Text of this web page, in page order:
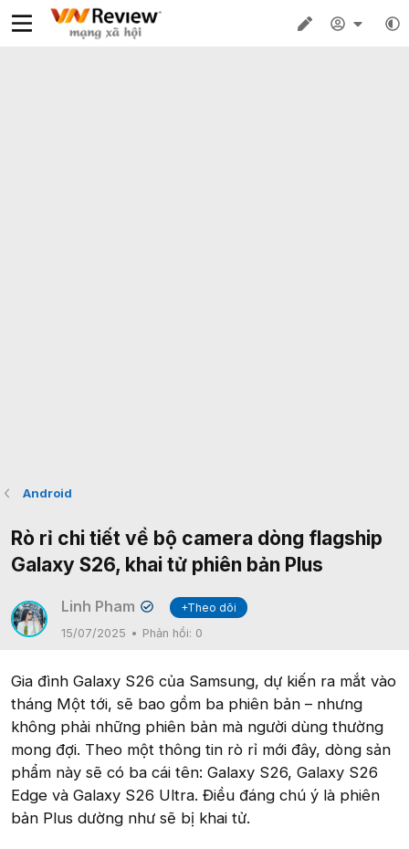
Android
Rò rỉ chi tiết về bộ camera dòng flagship
Galaxy S26, khai tử phiên bản Plus
Linh Pham ✔
+Theo dõi
15/07/2025
Phản hồi: 0
Gia đình Galaxy S26 của Samsung, dự kiến ra mắt vào
tháng Một tới, sẽ bao gồm ba phiên bản – nhưng
không phải những phiên bản mà người dùng thường
mong đợi. Theo một thông tin rò rỉ mới đây, dòng sản
phẩm này sẽ có ba cái tên: Galaxy S26, Galaxy S26
Edge và Galaxy S26 Ultra. Điều đáng chú ý là phiên
bản Plus dường như sẽ bị khai tử.